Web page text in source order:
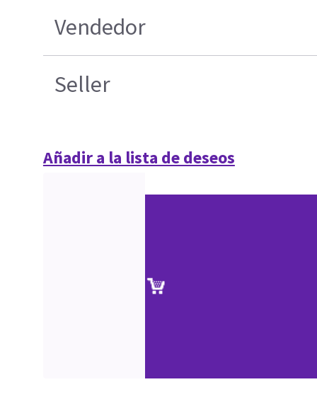
Vendedor
Seller
Añadir a la lista de deseos